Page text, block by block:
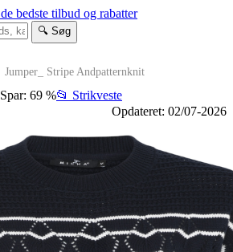
🔍 Søg
Jumper_ Stripe Andpatternknit
Spar: 69 %📂 Strikveste
Opdateret: 02/07-2026